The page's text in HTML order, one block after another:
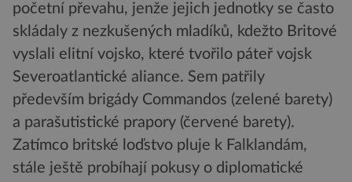
početní převahu, jenže jejich jednotky se často
skládaly z nezkušených mladíků, kdežto Britové
vyslali elitní vojsko, které tvořilo páteř vojsk
Severoatlantické aliance. Sem patřily
především brigády Commandos (zelené barety)
a parašutistické prapory (červené barety).
Zatímco britské loďstvo pluje k Falklandám,
stále ještě probíhají pokusy o diplomatické